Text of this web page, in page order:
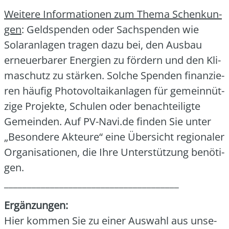
Wei­te­re Infor­ma­tio­nen zum The­ma Schen­kun­
gen: Geld­spen­den oder Sach­spen­den wie
Solar­an­la­gen tra­gen dazu bei, den Aus­bau
erneu­er­ba­rer Ener­gien zu för­dern und den Kli­
ma­schutz zu stär­ken. Sol­che Spen­den finan­zie­
ren häu­fig Pho­to­vol­ta­ik­an­la­gen für gemein­nüt­
zi­ge Pro­jek­te, Schu­len oder benach­tei­lig­te
Gemein­den. Auf PV-Navi.de fin­den Sie unter
„Beson­de­re Akteu­re“ eine Über­sicht regio­na­ler
Orga­ni­sa­tio­nen, die Ihre Unter­stüt­zung benö­ti­
gen.
Ergän­zun­gen:
Hier kom­men Sie zu einer Aus­wahl aus unse­